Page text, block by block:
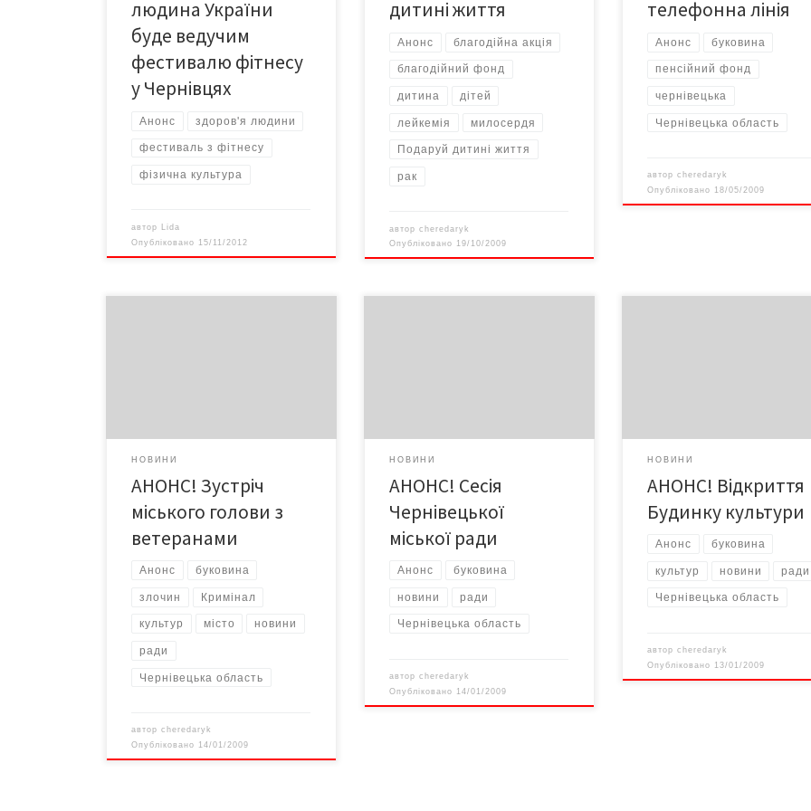
«Найсильніша людина
України» Костянтин Ільїн, випускник
факультету […]
людина України
буде ведучим
фестивалю фітнесу
у Чернівцях
Анонс здоров'я людини
фестиваль з фітнесу
фізична культура
автор
Lida
Опубліковано 15/11/2012
дитині життя
Анонс благодійна акція
благодійний фонд
дитина дітей
лейкемія милосердя
Подаруй дитині життя
рак
авторcheredaryk
Опубліковано 19/10/2009
телефонна лінія
Анонс буковина
пенсійний фонд
чернівецька
Чернівецька область
авторcheredaryk
Опубліковано 18/05/2009
НОВИНИ
АНОНС! Зустріч
міського голови з
ветеранами
Анонс буковина
злочин Кримінал
культур місто новини
ради
Чернівецька область
авторcheredaryk
Опубліковано 14/01/2009
НОВИНИ
АНОНС! Сесія
Чернівецької
міської ради
Анонс буковина
новини ради
Чернівецька область
авторcheredaryk
Опубліковано 14/01/2009
НОВИНИ
АНОНС! Відкриття
Будинку культури
Анонс буковина
культур новини ради
Чернівецька область
авторcheredaryk
Опубліковано 13/01/2009